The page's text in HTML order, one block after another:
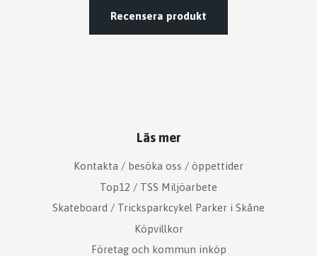
Recensera produkt
Läs mer
Kontakta / besöka oss / öppettider
Top12 / TSS Miljöarbete
Skateboard / Tricksparkcykel Parker i Skåne
Köpvillkor
Företag och kommun inköp